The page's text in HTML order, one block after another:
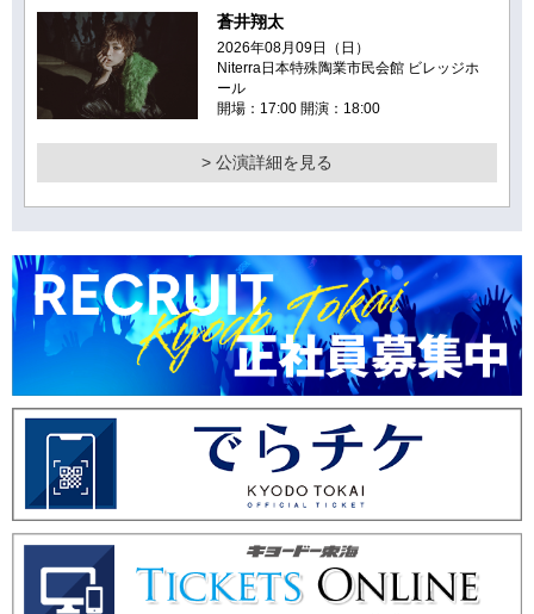
蒼井翔太
2026年08月09日（日）
Niterra日本特殊陶業市民会館 ビレッジホ
ール
開場：17:00 開演：18:00
> 公演詳細を見る